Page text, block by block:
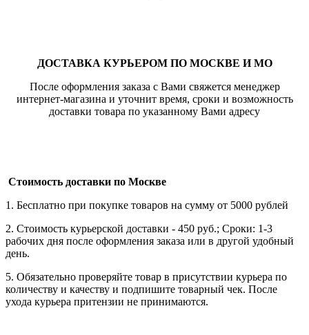
ДОСТАВКА КУРЬЕРОМ ПО МОСКВЕ И МО
После оформления заказа с Вами свяжется менеджер
интернет-магазина и уточнит время, сроки и возможность
доставки товара по указанному Вами адресу
Стоимость доставки по Москве
1. Бесплатно при покупке товаров на сумму от 5000 рублей
2. Стоимость курьерской доставки - 450 руб.; Сроки: 1-3
рабочих дня после оформления заказа или в другой удобный
день.
5. Обязательно проверяйте товар в присутствии курьера по
количеству и качеству и подпишите товарный чек. После
ухода курьера притензии не принимаются.